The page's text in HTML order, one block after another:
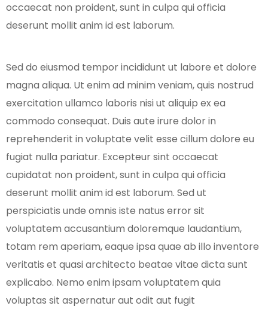
occaecat non proident, sunt in culpa qui officia
deserunt mollit anim id est laborum.
Sed do eiusmod tempor incididunt ut labore et dolore
magna aliqua. Ut enim ad minim veniam, quis nostrud
exercitation ullamco laboris nisi ut aliquip ex ea
commodo consequat. Duis aute irure dolor in
reprehenderit in voluptate velit esse cillum dolore eu
fugiat nulla pariatur. Excepteur sint occaecat
cupidatat non proident, sunt in culpa qui officia
deserunt mollit anim id est laborum. Sed ut
perspiciatis unde omnis iste natus error sit
voluptatem accusantium doloremque laudantium,
totam rem aperiam, eaque ipsa quae ab illo inventore
veritatis et quasi architecto beatae vitae dicta sunt
explicabo. Nemo enim ipsam voluptatem quia
voluptas sit aspernatur aut odit aut fugit